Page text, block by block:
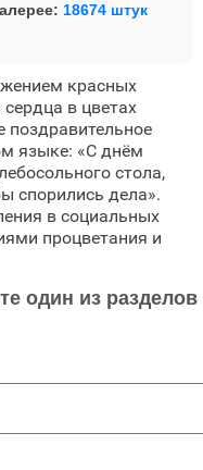
18674 штук
красных
в цветах
поздравительное
языке: «С днём
стола,
спорились дела».
в социальных
процветания и
один из разделов